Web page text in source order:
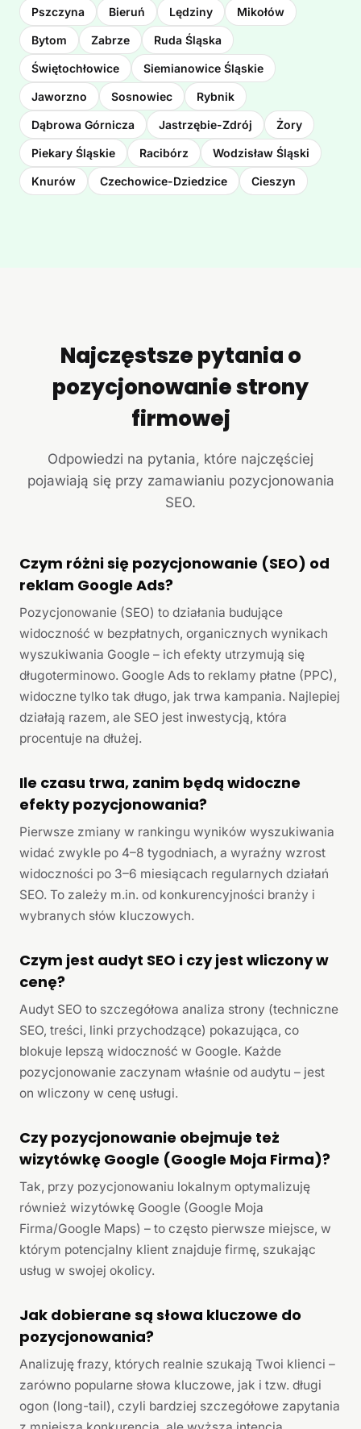
Pszczyna Bieruń Lędziny Mikołów
Bytom Zabrze Ruda Śląska
Świętochłowice Siemianowice Śląskie
Jaworzno Sosnowiec Rybnik
Dąbrowa Górnicza Jastrzębie-Zdrój Żory
Piekary Śląskie Racibórz Wodzisław Śląski
Knurów Czechowice-Dziedzice Cieszyn
Najczęstsze pytania o
pozycjonowanie strony
firmowej
Odpowiedzi na pytania, które najczęściej
pojawiają się przy zamawianiu pozycjonowania
SEO.
Czym różni się pozycjonowanie (SEO) od
reklam Google Ads?
Pozycjonowanie (SEO) to działania budujące
widoczność w bezpłatnych, organicznych wynikach
wyszukiwania Google – ich efekty utrzymują się
długoterminowo. Google Ads to reklamy płatne (PPC),
widoczne tylko tak długo, jak trwa kampania. Najlepiej
działają razem, ale SEO jest inwestycją, która
procentuje na dłużej.
Ile czasu trwa, zanim będą widoczne
efekty pozycjonowania?
Pierwsze zmiany w rankingu wyników wyszukiwania
widać zwykle po 4–8 tygodniach, a wyraźny wzrost
widoczności po 3–6 miesiącach regularnych działań
SEO. To zależy m.in. od konkurencyjności branży i
wybranych słów kluczowych.
Czym jest audyt SEO i czy jest wliczony w
cenę?
Audyt SEO to szczegółowa analiza strony (techniczne
SEO, treści, linki przychodzące) pokazująca, co
blokuje lepszą widoczność w Google. Każde
pozycjonowanie zaczynam właśnie od audytu – jest
on wliczony w cenę usługi.
Czy pozycjonowanie obejmuje też
wizytówkę Google (Google Moja Firma)?
Tak, przy pozycjonowaniu lokalnym optymalizuję
również wizytówkę Google (Google Moja
Firma/Google Maps) – to często pierwsze miejsce, w
którym potencjalny klient znajduje firmę, szukając
usług w swojej okolicy.
Jak dobierane są słowa kluczowe do
pozycjonowania?
Analizuję frazy, których realnie szukają Twoi klienci –
zarówno popularne słowa kluczowe, jak i tzw. długi
ogon (long-tail), czyli bardziej szczegółowe zapytania